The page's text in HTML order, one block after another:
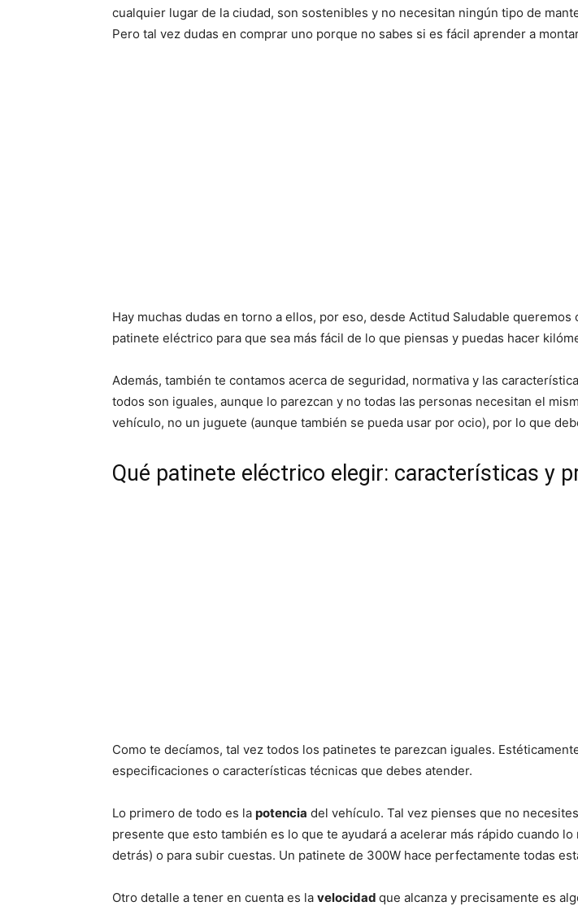
cualquier lugar de la ciudad, son sostenibles y no necesitan ningún tipo de
Pero tal vez dudas en comprar uno porque no sabes si es fácil aprender a
Hay muchas dudas en torno a ellos, por eso, desde Actitud Saludable
patinete eléctrico para que sea más fácil de lo que piensas y puedas hacer
Además, también te contamos acerca de seguridad, normativa y las
todos son iguales, aunque lo parezcan y no todas las personas necesitan el
vehículo, no un juguete (aunque también se pueda usar por ocio), por lo que
Qué patinete eléctrico elegir: características y
Como te decíamos, tal vez todos los patinetes te parezcan iguales.
especificaciones o características técnicas que debes atender.
Lo primero de todo es la potencia del vehículo. Tal vez pienses que no
presente que esto también es lo que te ayudará a acelerar más rápido cuando
detrás) o para subir cuestas. Un patinete de 300W hace perfectamente todas
Otro detalle a tener en cuenta es la velocidad que alcanza y precisamente es